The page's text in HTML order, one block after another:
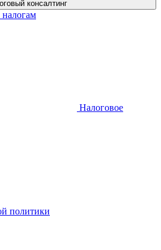
консалтинг
налогам
Налоговое
политики